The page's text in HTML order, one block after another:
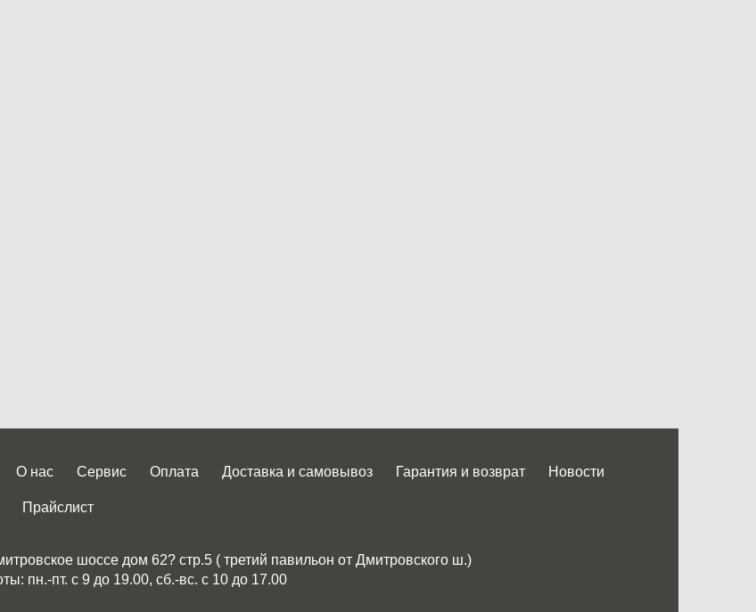
О нас Сервис Оплата Доставка и самовывоз Гарантия и возврат Новости
Прайслист
шоссе дом 62? стр.5 ( третий павильон от Дмитровского ш.)
пн.-пт. с 9 до 19.00, сб.-вс. с 10 до 17.00